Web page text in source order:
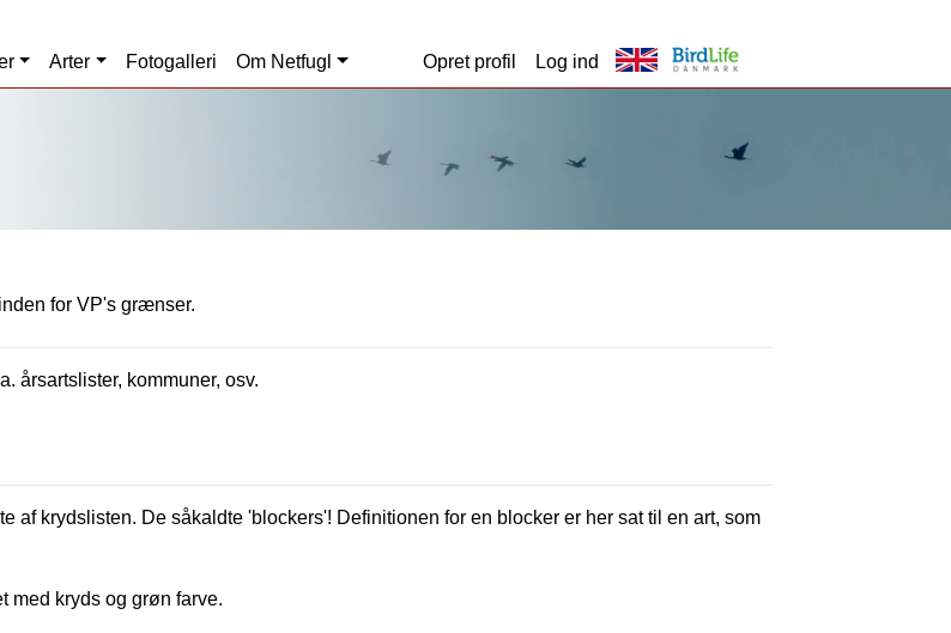
Arter Fotogalleri Om Netfugl Opret profil Log ind
for VP's grænser.
årsartslister, kommuner, osv.
af krydslisten. De såkaldte 'blockers'! Definitionen for en blocker er her sat til en art, som
med kryds og grøn farve.